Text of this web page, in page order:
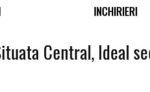
INCHIRIERI
Central, Ideal